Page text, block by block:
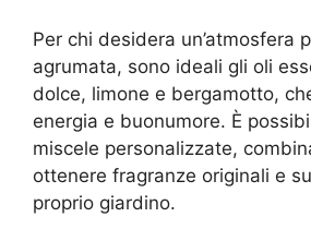
Per chi desidera un’atmosfera
agrumata, sono ideali gli oli
dolce, limone e bergamotto,
energia e buonumore. È
miscele personalizzate,
ottenere fragranze originali e
proprio giardino.